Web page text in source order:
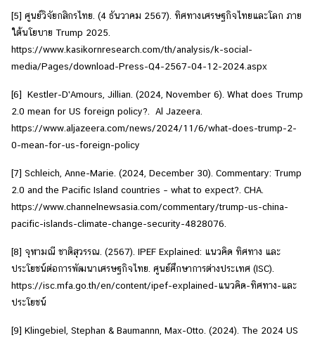
[5] ศูนย์วิจัยกสิกรไทย. (4 ธันวาคม 2567). ทิศทางเศรษฐกิจไทยและโลก ภาย
ใต้นโยบาย Trump 2025.
https://www.kasikornresearch.com/th/analysis/k-social-
media/Pages/download-Press-Q4-2567-04-12-2024.aspx
[6] Kestler-D'Amours, Jillian. (2024, November 6). What does Trump
2.0 mean for US foreign policy?. Al Jazeera.
https://www.aljazeera.com/news/2024/11/6/what-does-trump-2-
0-mean-for-us-foreign-policy
[7] Schleich, Anne-Marie. (2024, December 30). Commentary: Trump
2.0 and the Pacific Island countries – what to expect?. CHA.
https://www.channelnewsasia.com/commentary/trump-us-china-
pacific-islands-climate-change-security-4828076.
[8] จุฬามณี ชาติสุวรรณ. (2567). IPEF Explained: แนวคิด ทิศทาง และ
ประโยชน์ต่อการพัฒนาเศรษฐกิจไทย. ศูนย์ศึกษาการต่างประเทศ (ISC).
https://isc.mfa.go.th/en/content/ipef-explained-แนวคิด-ทิศทาง-และ
ประโยชน์
[9] Klingebiel, Stephan & Baumannn, Max-Otto. (2024). The 2024 US